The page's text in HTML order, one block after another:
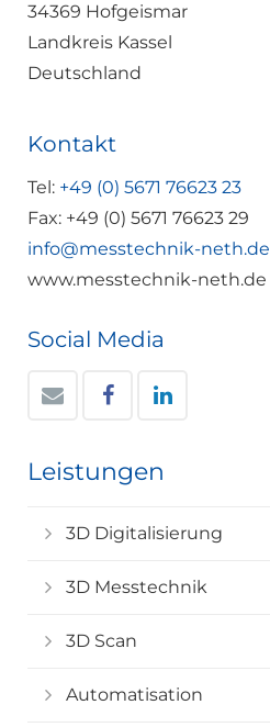
34369 Hofgeismar
Landkreis Kassel
Deutschland
Kontakt
Tel: +49 (0) 5671 76623 23
Fax: +49 (0) 5671 76623 29
info@messtechnik-neth.de
www.messtechnik-neth.de
Social Media
Leistungen
3D Digitalisierung
3D Messtechnik
3D Scan
Automatisation